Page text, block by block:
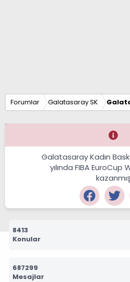
Forumlar Galatasaray SK
Galatasaray Kadın
yılında FIBA EuroCup
8413
Konular
687299
Mesajlar